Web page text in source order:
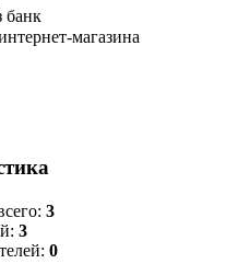
банк
магазина
3
3
0